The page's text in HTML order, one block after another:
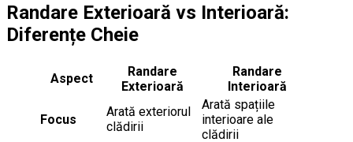
Randare Exterioară vs Interioară:
Diferențe Cheie
Aspect
Randare
Exterioară
Randare
Interioară
Focus
Arată exteriorul
clădirii
Arată spațiile
interioare ale
clădirii